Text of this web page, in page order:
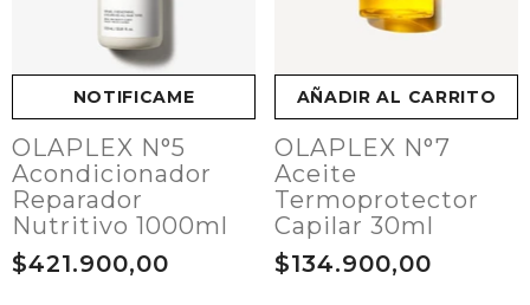
NOTIFICAME
OLAPLEX N°5
Acondicionador
Reparador
Nutritivo 1000ml
$421.900,00
AÑADIR AL CARRITO
OLAPLEX N°7
Aceite
Termoprotector
Capilar 30ml
$134.900,00